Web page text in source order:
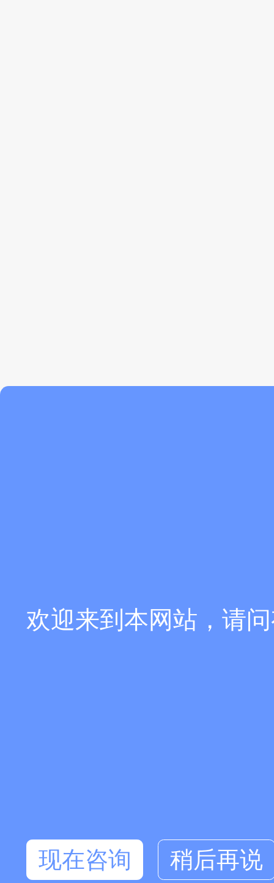
欢迎来到本网站，请
现在咨询 稍后再说